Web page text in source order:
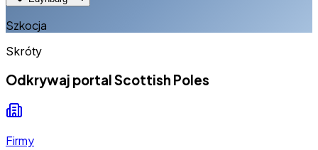
Szkocja
Skróty
Odkrywaj portal Scottish Poles
Firmy